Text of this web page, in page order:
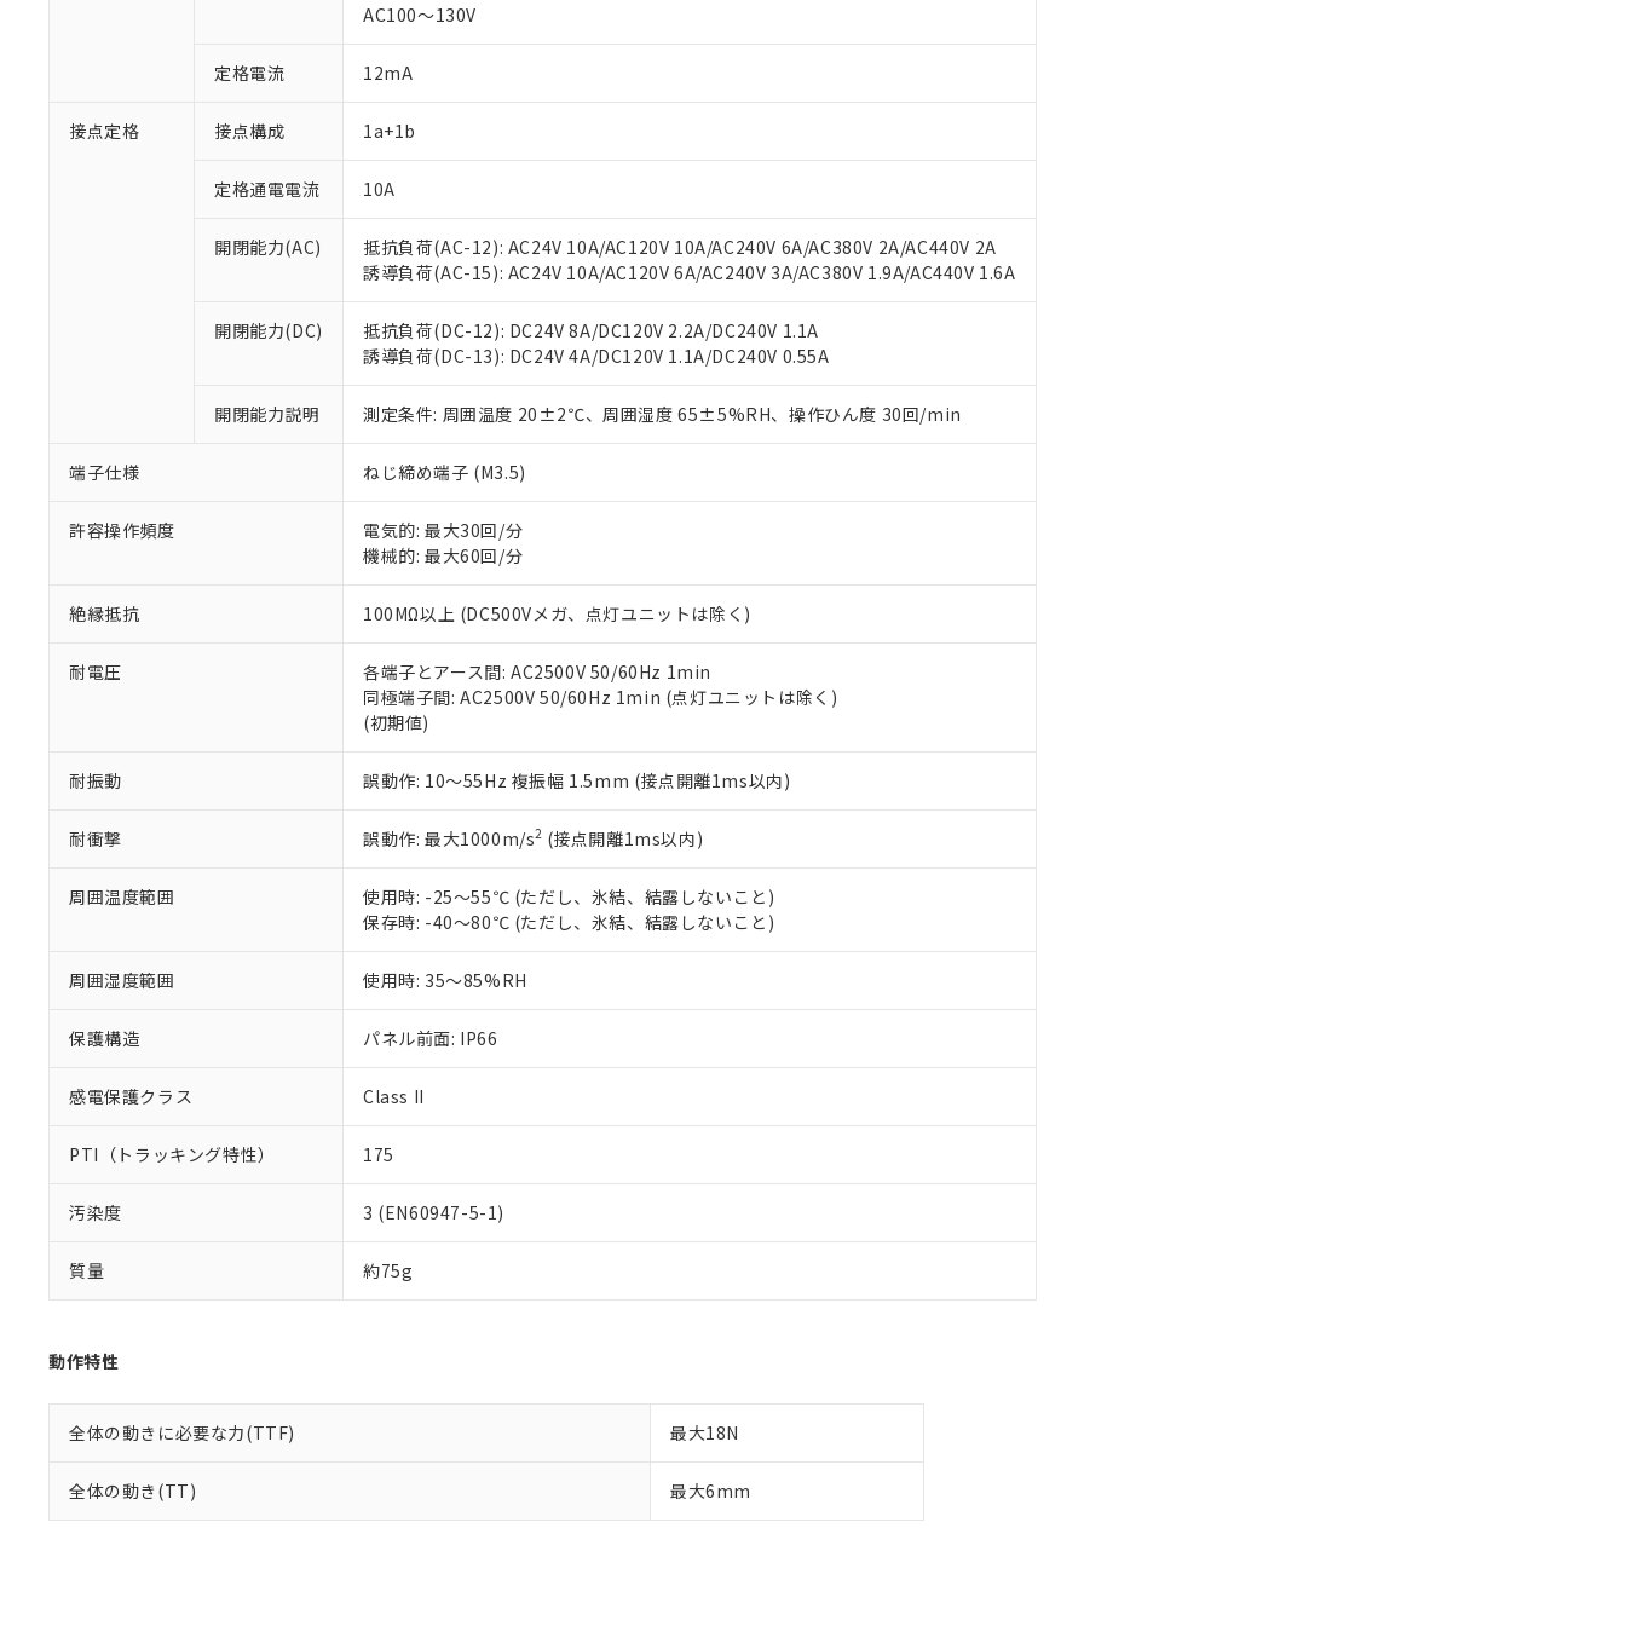
AC100～130V
定格電流 12mA
接点定格 接点構成 1a+1b
定格通電電流 10A
開閉能力(AC)
抵抗負荷(AC-12): AC24V 10A/AC120V 10A/AC240V 6A/AC380V 2A/AC440V 2A
誘導負荷(AC-15): AC24V 10A/AC120V 6A/AC240V 3A/AC380V 1.9A/AC440V 1.6A
開閉能力(DC)
抵抗負荷(DC-12): DC24V 8A/DC120V 2.2A/DC240V 1.1A
誘導負荷(DC-13): DC24V 4A/DC120V 1.1A/DC240V 0.55A
開閉能力説明 測定条件: 周囲温度 20±2℃、周囲湿度 65±5%RH、操作ひん度 30回/min
端子仕様 ねじ締め端子 (M3.5)
許容操作頻度
電気的: 最大30回/分
機械的: 最大60回/分
絶縁抵抗 100MΩ以上 (DC500Vメガ、点灯ユニットは除く)
耐電圧
各端子とアース間: AC2500V 50/60Hz 1min
同極端子間: AC2500V 50/60Hz 1min (点灯ユニットは除く)
(初期値)
耐振動 誤動作: 10～55Hz 複振幅 1.5mm (接点開離1ms以内)
耐衝撃 誤動作: 最大1000m/s2 (接点開離1ms以内)
周囲温度範囲
使用時: -25～55℃ (ただし、氷結、結露しないこと)
保存時: -40～80℃ (ただし、氷結、結露しないこと)
周囲湿度範囲 使用時: 35～85%RH
保護構造 パネル前面: IP66
感電保護クラス Class II
PTI（トラッキング特性） 175
汚染度 3 (EN60947-5-1)
質量 約75g
動作特性
全体の動きに必要な力(TTF) 最大18N
全体の動き(TT) 最大6mm
ご利用条件
以下の条件をお読みいただき、同意のうえご利用ください。
くものです。
当社制御機器事業取扱商品の中には、本サービスの対象外となる商品もあることをご了承ください。
在庫状況および標準価格照会結果は、記載している更新日時点での社内データに基づき作成されるも
のであり、閲覧された時点での実際の在庫および標準価格とは異なる場合があることをご了承くださ
い。
正式な納期状況および標準価格はお客様のお取引先、またはお客様担当のオムロン制御機器販売店・
当社販売員にご相談ください。
オムロン制御機器販売店や当社販売拠点は「 販売ネットワーク
」をご確認ください。
在庫状況および標準価格結果を当社の事前の承諾なく第三者に漏洩または開示しないようお願いしま
す。
マイパーツ機能（部品リスト作成サービス）をご利用いただくには、I-Webメンバーズにご登録され
お客様が当ウェブサイト上で当社にご登録された部品リストについて、当社および当社の共同利用者
が、当社の製品・サービスに関するお客様との取引・商談に必要な範囲で利用することをご了承くだ
さい。
※当社の共同利用者とは、"個人情報の共同利用に関して"
いる法人を指します。
対応済み：EU RoHS指令（10物質）の非含有に対応した製品が提供可能な商品です。
調査・確認中：EU RoHS指令（10物質）の非含有の対応状況を調査中または確認中の商品です。
非該当品：ライセンス料など無形物で、有害物質有無と関係のない商品です。
仕入先様の事情により、非含有部品としていたものが、含有品と判明した場合などやむを得ず変更すること
があります。
六価クロム(Cr(Ⅵ)) 1000ppm以下、ポリ臭化ビフェニル類(PBB) 1000ppm以下、ポリ臭化ジフェニルエーテル類(PBDE) 1000ppm以下、
フタル酸ビス(2-エチルヘキシル) (DEHP)(別名：DOP) 1000ppm以下、フタル酸ブチルベンジル（BBP） 1000ppm以下、フタル酸ジブチ
ル（DBP） 1000ppm以下、フタル酸ジイソブチル (DIBP) 1000ppm以下
但し、RoHS指令で産業用監視および制御機器に対する適用除外項目は除く。
※2 対応予定月
部品在庫の切り替え状況などにより、予定月が前後することがあります。
※3 非含有証明書ダウンロード
下記の非含有証明書をダウンロードすることができます。
EU RoHS指令（10物質）の非含有証明書
51物質の非含有証明書（当社基準）
※本証明書は発行日時点で非含有を証明するもので、過去に遡って非含有を証明するものではありません。
また、RoHS指令のフタル酸エステル類４物質の対応では、対応完了までの期間は出荷製品に未対応品が
混在することから備考欄に対応日を記載しておりました。
既に当社にて対応品への在庫切替を完了していることから、特段のことがない限り、2022年1月12日よ
り割愛しております。
※1 中国RoHS○×表
「×」：最大均質材料含有率が中国RoHSの基準値を超えていることを示します。
「－」：未確認です。当社販売部門へお問い合わせください。
*中国RoHS10物質の基準値 (GB/T26572)：
DBP(フタル酸ジブチル) : 1000ppm、 DIBP(フタル酸ジイソブチル) : 1000ppm、 BBP(フタル酸ブチルベンジル) : 1000ppm、
DEHP(フタル酸ビス(2-エチルヘキシル)) : 1000ppm
※2 環境保護使用期限
「ｅ」：有害物質（10物質）のすべてが基準値以下であることを示します。
「10」：通常の使用状況下において有害物質が外部に漏えいし、環境に深刻な影響を及ぼさない年数を意
味します。
「－」：未確認です。当社販売部門へお問い合わせください。
う）を輸出または国外への提供する場合は、日本国政府の輸出許可(または役務取引許可)を取得する
などの必要な手続きをとります。
当社は規制貨物を破棄する場合は、完全に破砕するなど、違法に輸出されないよう必要な手段を講じ
当社は貴社製品を、核兵器、ミサイル、化学兵器、生物兵器またはその他武器並びにこれらの製造装
置等に一切使用いたしません。
当社は、貴社製品を第三者に販売する場合は、上記1、2および3の内容を当該第三者に通知します。
また当社は、販売先および販売に係わる関係者が違法に輸出するおそれがある場合は、取り引きをい
たしません。
記
号
説明
○ 一定数以上の在庫あり
△ 一定数には満たないが在庫あり
－
在庫なし(最新の在庫状況については、お客様のお取引先、またはお客様担当のオムロン制御
機器販売店・当社販売員にご確認ください)
空
白
受注生産機種、また在庫状況の情報を公開していない機種